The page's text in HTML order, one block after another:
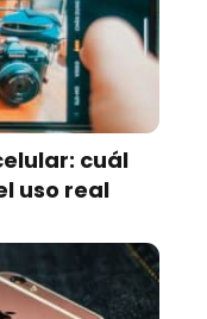
cuál
uso real